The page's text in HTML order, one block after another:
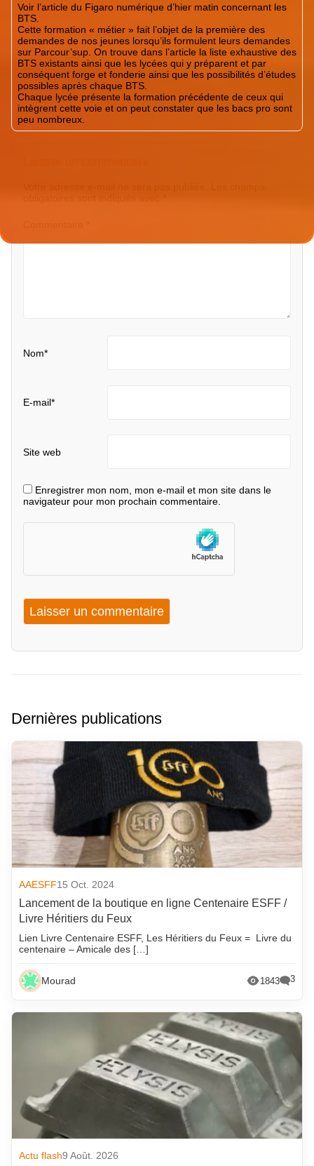
Voir l’article du Figaro numérique d’hier matin concernant les
BTS.
Cette formation « métier » fait l’objet de la première des
demandes de nos jeunes lorsqu’ils formulent leurs demandes
sur Parcour’sup. On trouve dans l’article la liste exhaustive des
BTS existants ainsi que les lycées qui y préparent et par
conséquent forge et fonderie ainsi que les possibilités d’études
possibles après chaque BTS.
Chaque lycée présente la formation précédente de ceux qui
intègrent cette voie et on peut constater que les bacs pro sont
peu nombreux.
Nom*
E-mail*
Site web
Enregistrer mon nom, mon e-mail et mon site dans le
navigateur pour mon prochain commentaire.
Dernières publications
AAESFF15 Oct. 2024
Lancement de la boutique en ligne Centenaire ESFF /
Livre Héritiers du Feux
Lien Livre Centenaire ESFF, Les Héritiers du Feux = Livre du
centenaire – Amicale des […]
Mourad 1843 3
Actu flash9 Août. 2026